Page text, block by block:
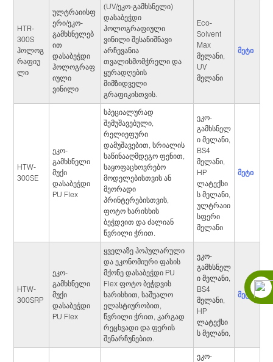
HTR-
300S
ჰოლოგ
რაფიუ
ლი
ულტრაიისფ
ერი/ეკო-
გამხსნელებ
ით
დასაბეჭდი
ჰოლოგრაფ
იული
ვინილი
(UV/ეკო-გამხსნელი)
დასაბეჭდი
ჰოლოგრაფიული
ვინილი შესანიშნავი
არჩევანია
თვალისმომჭრელი და
ყურადღების
მიმზიდველი
გრაფიკისთვის.
Eco-
Solvent
Max
მელანი,
UV
მელანი
მეტი
HTW-
300SE
ეკო-
გამხსნელი
მუქი
დასაბეჭდი
PU Flex
სპეციალურად
შემუშავებული,
რელიეფური
დამუშავებით, სრიალის
საწინააღმდეგო ფენით,
საყოფაცხოვრებო
მოდელებისთვის ან
მეორადი
პრინტერებისთვის,
ფოტო ხარისხის
ბეჭდვით და ძალიან
წვრილი ჭრით.
ეკო-
გამხსნელ
ი მელანი,
BS4
მელანი,
HP
ლატექსი
ს მელანი,
ულტრაიი
სფერი
მელანი
მეტი
HTW-
300SRP
ეკო-
გამხსნელი
მუქი
დასაბეჭდი
PU Flex
ყველაზე პოპულარული
და ეკონომიური ფასის
მქონე დასაბეჭდი PU
Flex ფოტო ბეჭდვის
ხარისხით, საშუალო
ელასტიურობით,
წვრილი ჭრით, კარგად
რეცხვადი და ფერის
შენარჩუნებით.
ეკო-
გამხსნელ
ი მელანი,
BS4
მელანი,
HP
ლატექსი
ს მელანი,
მეტი
ეკო-